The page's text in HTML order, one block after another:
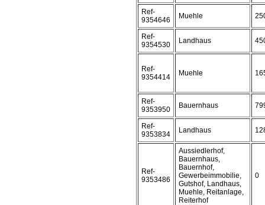
Ref-
9354646
Muehle
Ref-
9354530
Landhaus
Ref-
9354414
Muehle
Ref-
9353950
Bauernhaus
Ref-
9353834
Landhaus
Ref-
9353486
Aussiedlerhof,
Bauernhaus,
Bauernhof,
Gewerbeimmobilie,
Gutshof, Landhaus,
Muehle, Reitanlage,
Reiterhof
0